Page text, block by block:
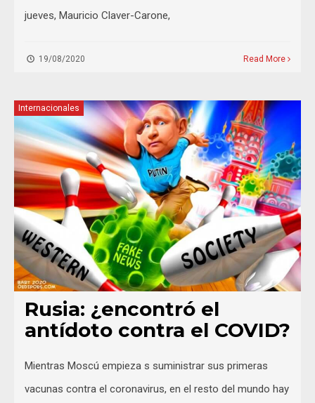
jueves, Mauricio Claver-Carone,
19/08/2020 Read More
Internacionales
Rusia: ¿encontró el
antídoto contra el COVID?
Mientras Moscú empieza s suministrar sus primeras
vacunas contra el coronavirus, en el resto del mundo hay